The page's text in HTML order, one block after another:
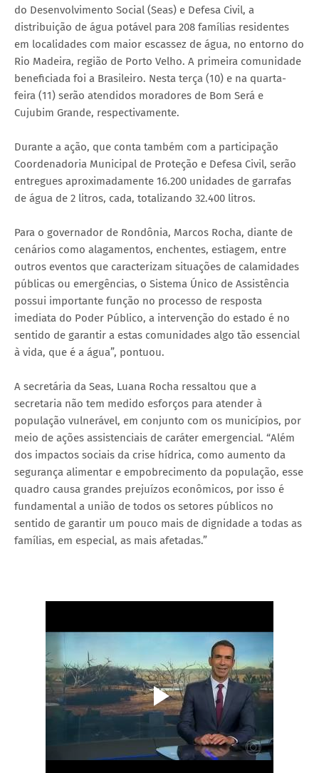
do Desenvolvimento Social (Seas) e Defesa Civil, a
distribuição de água potável para 208 famílias residentes
em localidades com maior escassez de água, no entorno do
Rio Madeira, região de Porto Velho. A primeira comunidade
beneficiada foi a Brasileiro. Nesta terça (10) e na quarta-
feira (11) serão atendidos moradores de Bom Será e
Cujubim Grande, respectivamente.
Durante a ação, que conta também com a participação
Coordenadoria Municipal de Proteção e Defesa Civil, serão
entregues aproximadamente 16.200 unidades de garrafas
de água de 2 litros, cada, totalizando 32.400 litros.
Para o governador de Rondônia, Marcos Rocha, diante de
cenários como alagamentos, enchentes, estiagem, entre
outros eventos que caracterizam situações de calamidades
públicas ou emergências, o Sistema Único de Assistência
possui importante função no processo de resposta
imediata do Poder Público, a intervenção do estado é no
sentido de garantir a estas comunidades algo tão essencial
à vida, que é a água”, pontuou.
A secretária da Seas, Luana Rocha ressaltou que a
secretaria não tem medido esforços para atender à
população vulnerável, em conjunto com os municípios, por
meio de ações assistenciais de caráter emergencial. “Além
dos impactos sociais da crise hídrica, como aumento da
segurança alimentar e empobrecimento da população, esse
quadro causa grandes prejuízos econômicos, por isso é
fundamental a união de todos os setores públicos no
sentido de garantir um pouco mais de dignidade a todas as
famílias, em especial, as mais afetadas.”